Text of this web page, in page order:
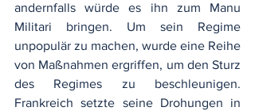
andernfalls würde es ihn zum Manu
Militari bringen. Um sein Regime
unpopulär zu machen, wurde eine Reihe
von Maßnahmen ergriffen, um den Sturz
des Regimes zu beschleunigen.
Frankreich setzte seine Drohungen in